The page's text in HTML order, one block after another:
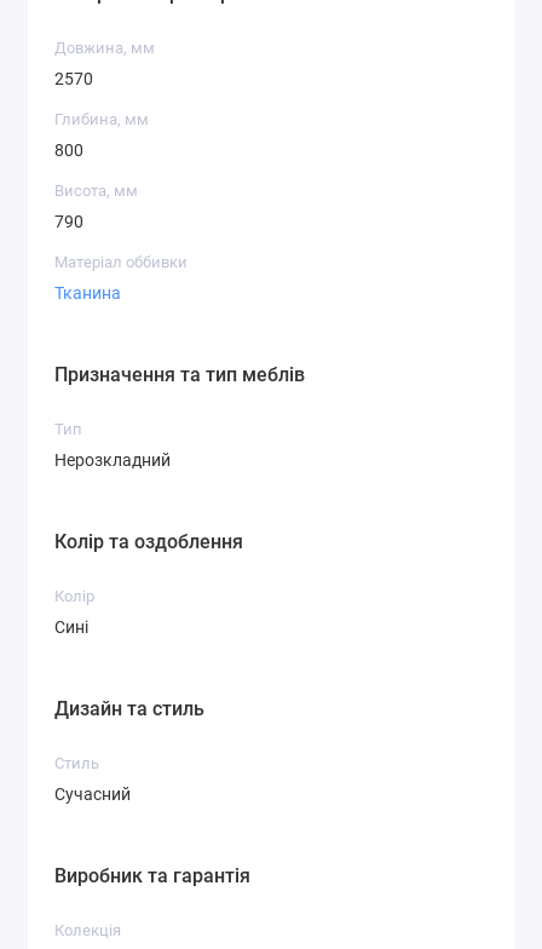
Довжина, мм
2570
Глибина, мм
800
Висота, мм
790
Матеріал оббивки
Тканина
Призначення та тип меблів
Тип
Нерозкладний
Колір та оздоблення
Колір
Сині
Дизайн та стиль
Стиль
Сучасний
Виробник та гарантія
Колекція